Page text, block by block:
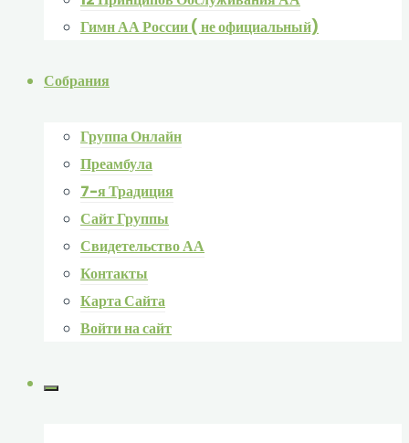
Гимн АА России ( не официальный)
Собрания
Группа Онлайн
Преамбула
7-я Традиция
Сайт Группы
Свидетельство АА
Контакты
Карта Сайта
Войти на сайт